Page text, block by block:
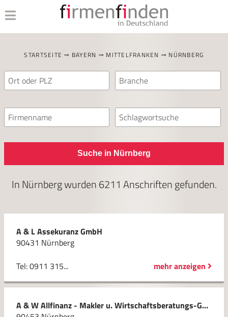
STARTSEITE BAYERN MITTELFRANKEN NÜRNBERG
Suche in Nürnberg
InNürnbergwurden6211 Anschriften gefunden.
A & L Assekuranz GmbH
90431 Nürnberg
Tel: 0911 315...
mehr anzeigen
A & W Allfinanz - Makler u. Wirtschaftsberatungs-GmbH